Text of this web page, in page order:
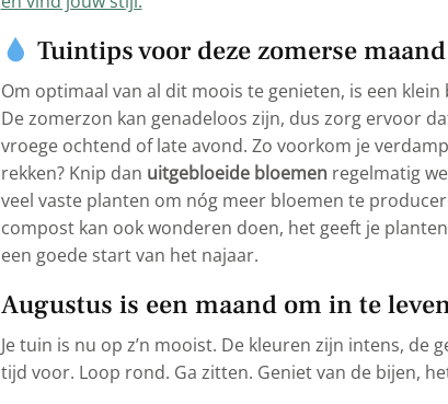
Tuintips voor deze zomerse maand
Om optimaal van al dit moois te genieten, is een
De zomerzon kan genadeloos zijn, dus zorg ervoor
vroege ochtend of late avond. Zo voorkom je
rekken? Knip dan uitgebloeide bloemenregelmatig
veel vaste planten om nóg meer bloemen te
compost kan ook wonderen doen, het geeft je planten
een goede start van het najaar.
Augustus is een maand om in te
Je tuin is nu op z’n mooist. De kleuren zijn intens,
tijd voor. Loop rond. Ga zitten. Geniet van de bijen,